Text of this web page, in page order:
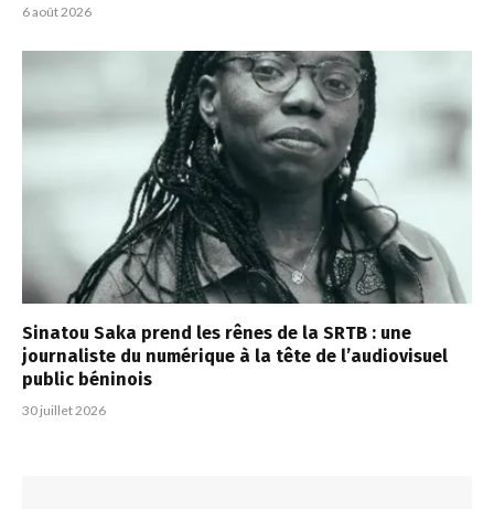
6 août 2026
Sinatou Saka prend les rênes de la SRTB : une
journaliste du numérique à la tête de l’audiovisuel
public béninois
30 juillet 2026